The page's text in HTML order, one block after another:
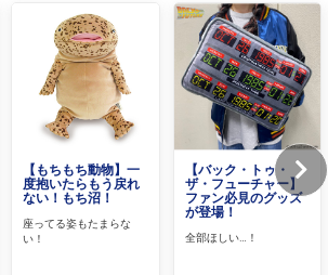
【もちもち動物】一
度抱いたらもう戻れ
ない！もち沼！
座ってる姿もたまらな
い！
【バック・トゥ・
ザ・フューチャー】
ファン必見のグッズ
が登場！
全部ほしい…！